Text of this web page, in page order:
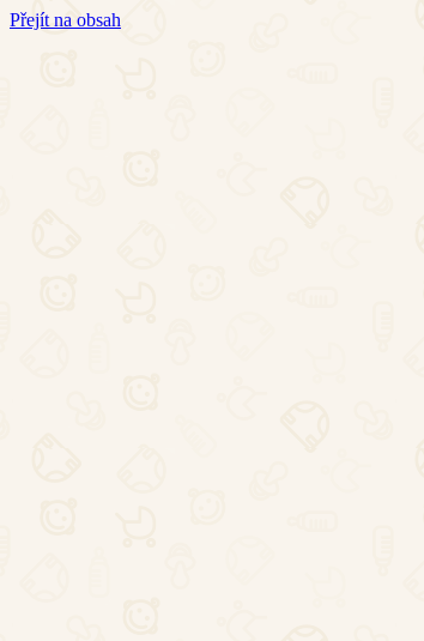
Přejít na obsah